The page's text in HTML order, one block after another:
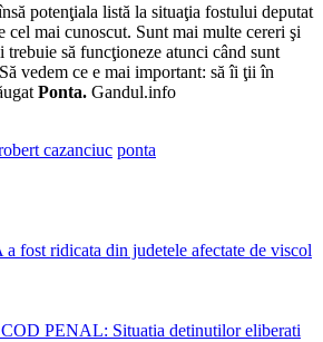
potenţiala listă la situaţia fostului deputat
mai cunoscut. Sunt mai multe cereri şi
să funcţioneze atunci când sunt
vedem ce e mai important: să îi ţii în
Ponta. Gandul.info
cazanciuc ponta
fost ridicata din judetele afectate de viscol
PENAL: Situatia detinutilor eliberati